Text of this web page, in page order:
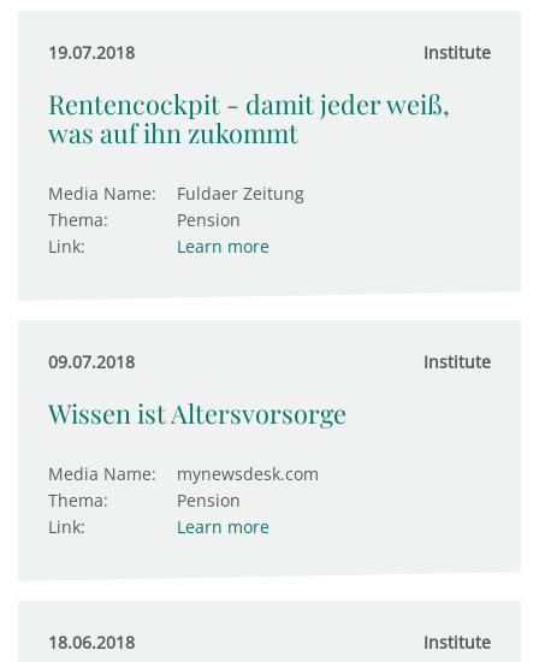
19.07.2018 Institute
Rentencockpit - damit jeder weiß,
was auf ihn zukommt
Media Name:
Fuldaer Zeitung
Thema:
Pension
Link:
Learn more
09.07.2018 Institute
Wissen ist Altersvorsorge
Media Name:
mynewsdesk.com
Thema:
Pension
Link:
Learn more
18.06.2018 Institute